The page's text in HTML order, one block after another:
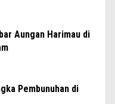
Aungan Harimau di
Pembunuhan di